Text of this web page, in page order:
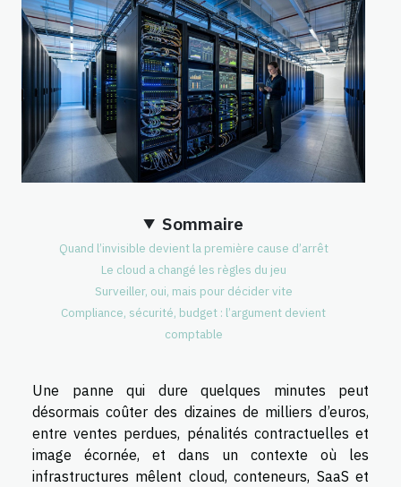
Sommaire
Quand l’invisible devient la première cause d’arrêt
Le cloud a changé les règles du jeu
Surveiller, oui, mais pour décider vite
Compliance, sécurité, budget : l’argument devient
comptable
Une panne qui dure quelques minutes peut
désormais coûter des dizaines de milliers d’euros,
entre ventes perdues, pénalités contractuelles et
image écornée, et dans un contexte où les
infrastructures mêlent cloud, conteneurs, SaaS et